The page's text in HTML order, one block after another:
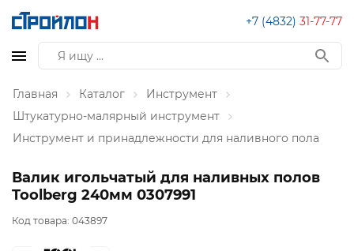
+7 (4832) 31-77-77
Главная Каталог
Инструмент
Штукатурно-малярный инструмент
Инструмент и принадлежности для наливного пола
Валик игольчатый для наливных полов
Toolberg 240мм 0307991
Код товара: 043897